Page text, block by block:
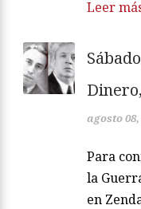
Leer
agosto 08,
Para
la
en